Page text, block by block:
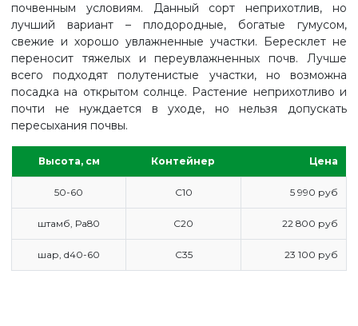
ГЛАВНАЯ
ПРАЙС
почвенным условиям. Данный сорт неприхотлив, но
лучший вариант – плодородные, богатые гумусом,
свежие и хорошо увлажненные участки. Бересклет не
переносит тяжелых и переувлажненных почв. Лучше
всего подходят полутенистые участки, но возможна
посадка на открытом солнце. Растение неприхотливо и
почти не нуждается в уходе, но нельзя допускать
пересыхания почвы.
Высота, см Контейнер Цена
50-60 С10 5 990 руб
штамб, Ра80 С20 22 800 руб
шар, d40-60 С35 23 100 руб